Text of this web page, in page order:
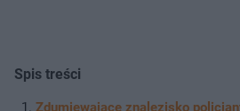
Spis treści
Zdumiewające znalezisko